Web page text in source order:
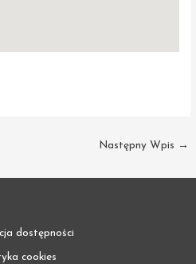
Następny Wpis →
dostępności
cookies